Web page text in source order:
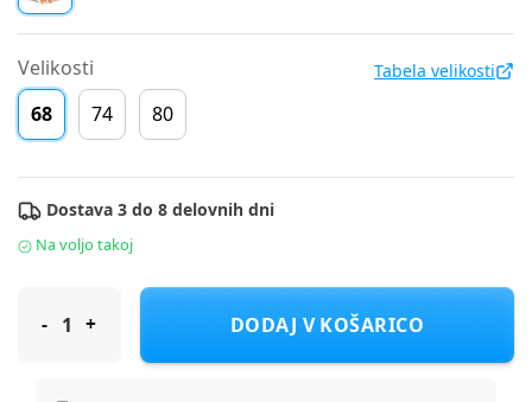
Velikosti Tabela velikosti
68 74 80
Dostava 3 do 8 delovnih dni
Na voljo takoj
Original Marines hlače KH DBP0275NM_VAR.1 F Večbarvno 68
DODAJ V KOŠARICO